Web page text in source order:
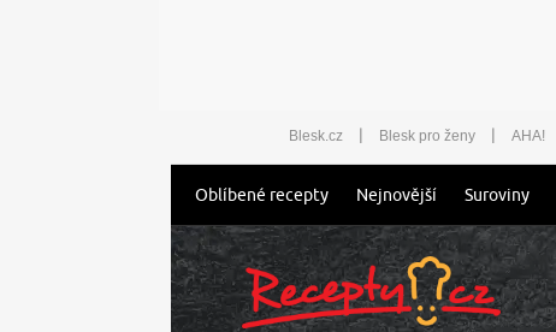
Blesk.cz | Blesk pro ženy | AHA!
Oblíbené recepty Nejnovější Suroviny